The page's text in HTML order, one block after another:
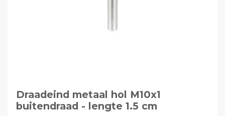
Draadeind metaal hol M10x1
buitendraad - lengte 1.5 cm